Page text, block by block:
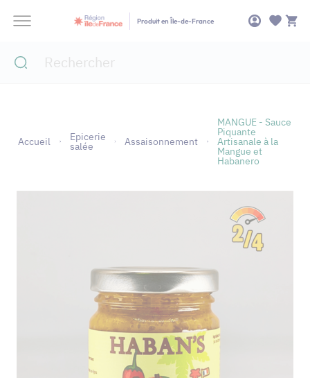
Produit en Île-de-France
Accueil Epicerie
salée Assaisonnement
MANGUE - Sauce
Piquante
Artisanale à la
Mangue et
Habanero